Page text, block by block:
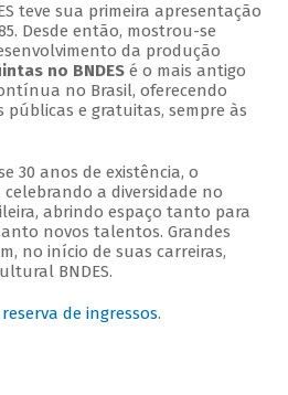
teve sua primeira apresentação
Desde então, mostrou-se
da produção
no BNDESé o mais antigo
no Brasil, oferecendo
públicas e gratuitas, sempre às
30 anos de existência, o
a diversidade no
abrindo espaço tanto para
novos talentos. Grandes
no início de suas carreiras,
BNDES.
reserva de ingressos.